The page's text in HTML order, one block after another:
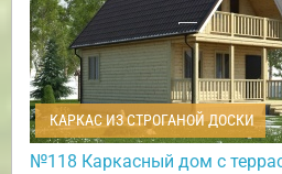
КАРКАС ИЗ СТРОГАНОЙ ДОСКИ
№118 Каркасный дом с